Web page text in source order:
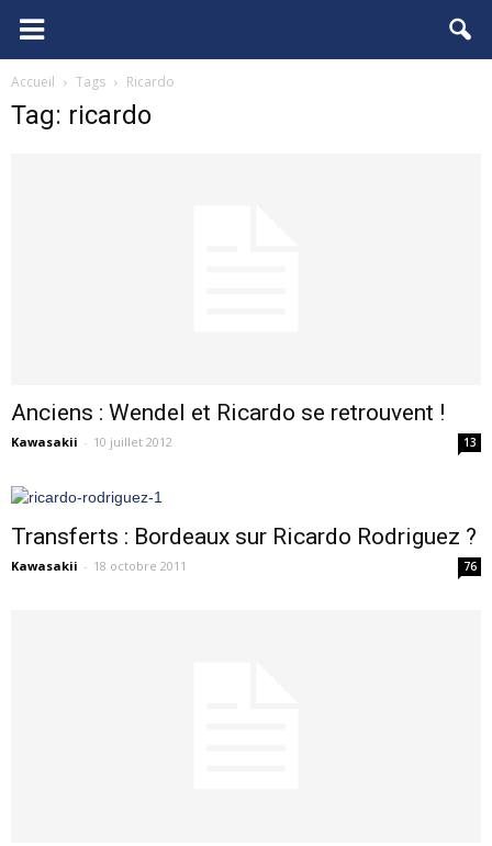
FCGB.net
Accueil Tags Ricardo
Tag: ricardo
Anciens : Wendel et Ricardo se retrouvent !
Kawasakii - 10 juillet 2012 13
Transferts : Bordeaux sur Ricardo Rodriguez ?
Kawasakii - 18 octobre 2011 76